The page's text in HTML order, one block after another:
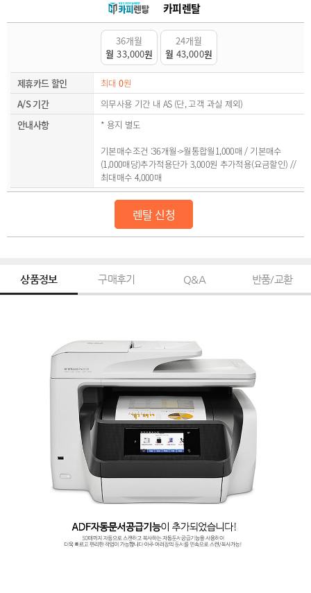
카피렌탈
36개월
월33,000원
24개월
월 43,000원
제휴카드 할인 최대0원
A/S 기간
의무사용 기간 내 AS (단, 고객 과실 제외)
안내사항
* 용지 별도
기본매수조건 :36개월->월통합월1,000매 / 기본매수
(1,000매당)추가적용단가 3,000원 추가적용(요금할인) //
최대매수 4,000매
렌탈 신청
상품정보 구매후기 Q&A 반품/교환